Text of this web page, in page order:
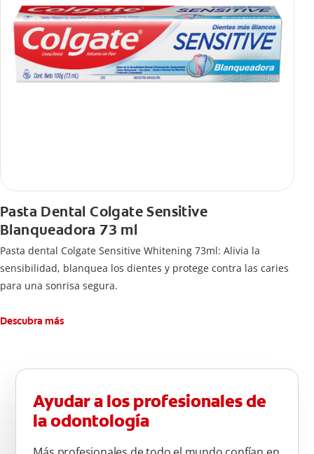
Pasta Dental Colgate Sensitive
Blanqueadora 73 ml
Pasta dental Colgate Sensitive Whitening 73ml: Alivia la
sensibilidad, blanquea los dientes y protege contra las caries
para una sonrisa segura.
Descubra más
Ayudar a los profesionales de
la odontología